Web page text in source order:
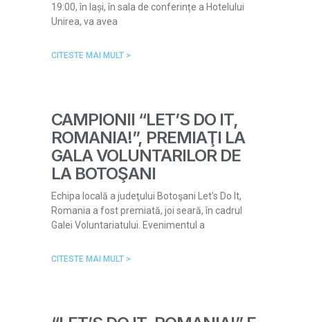
19:00, în Iași, în sala de conferințe a Hotelului
Unirea, va avea
CITESTE MAI MULT >
CAMPIONII “LET’S DO IT,
ROMANIA!”, PREMIAŢI LA
GALA VOLUNTARILOR DE
LA BOTOŞANI
Echipa locală a judeţului Botoşani Let’s Do It,
Romania a fost premiată, joi seară, în cadrul
Galei Voluntariatului. Evenimentul a
CITESTE MAI MULT >